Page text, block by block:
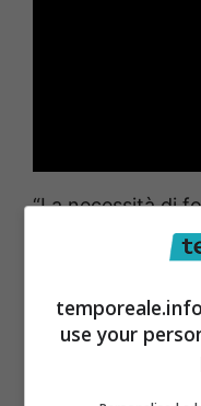
“La necessità di
strumenti e i
funzioni, ha
chiudere il
programmata da
use your